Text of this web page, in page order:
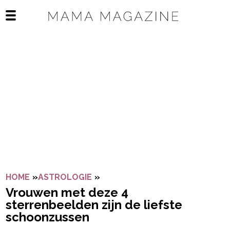
Open het mobiele menu
HOME »ASTROLOGIE »
Vrouwen met deze 4
sterrenbeelden zijn de liefste
schoonzussen